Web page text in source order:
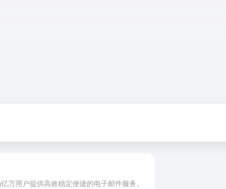
万用户提供高效稳定便捷的电子邮件服务。